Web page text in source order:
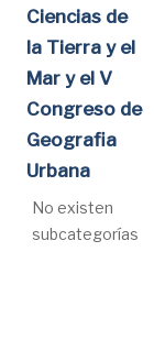
Ciencias de
la Tierra y el
Mar y el V
Congreso de
Geografia
Urbana
No existen
subcategorías